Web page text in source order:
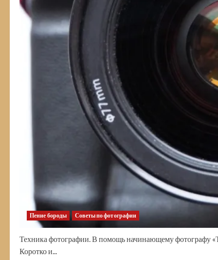
Пение бороды Советы по фотографии
Техника фотографии. В помощь начинающему фотографу
Коротко и...